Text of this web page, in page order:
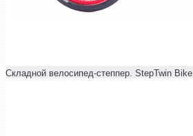
Складной велосипед-степпер. StepTwin Bike